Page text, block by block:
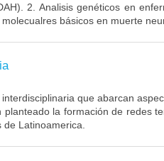
2. Analisis genéticos en
básicos en muerte
que abarcan
planteado la formación de redes
Latinoamerica.